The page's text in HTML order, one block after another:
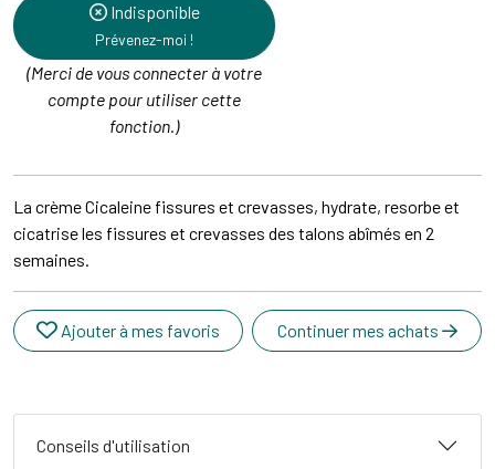
Indisponible
Prévenez-moi !
(Merci de vous connecter à votre
compte pour utiliser cette
fonction.)
La crème Cicaleine fissures et crevasses, hydrate, resorbe et
cicatrise les fissures et crevasses des talons abîmés en 2
semaines.
Ajouter à mes favoris Continuer mes achats
Conseils d'utilisation